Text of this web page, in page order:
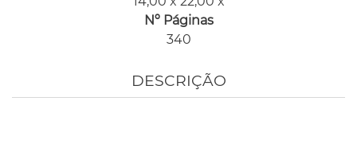
Nº Páginas
340
DESCRIÇÃO